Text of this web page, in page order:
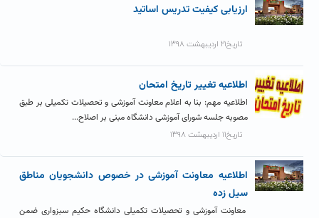
ارزیابی کیفیت تدریس اساتید
تاریخ۲۱ اردیبهشت ۱۳۹۸
اطلاعیه تغییر تاریخ امتحان
اطلاعیه مهم: بنا به اعلام معاونت آموزشی و تحصیلات تکمیلی بر طبق
مصوبه جلسه شورای آموزشی دانشگاه مبنی بر اصلاح...
تاریخ۱۱ اردیبهشت ۱۳۹۸
اطلاعیه معاونت آموزشی در خصوص دانشجویان مناطق
سیل زده
معاونت آموزشی و تحصیلات تکمیلی دانشگاه حکیم سبزواری ضمن